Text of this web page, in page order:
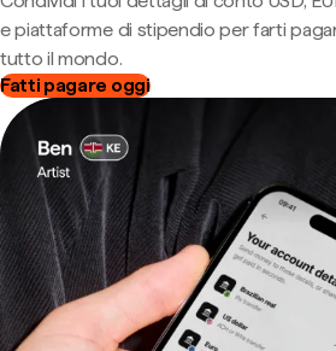
e piattaforme di stipendio per farti
tutto il mondo.
Fatti pagare oggi